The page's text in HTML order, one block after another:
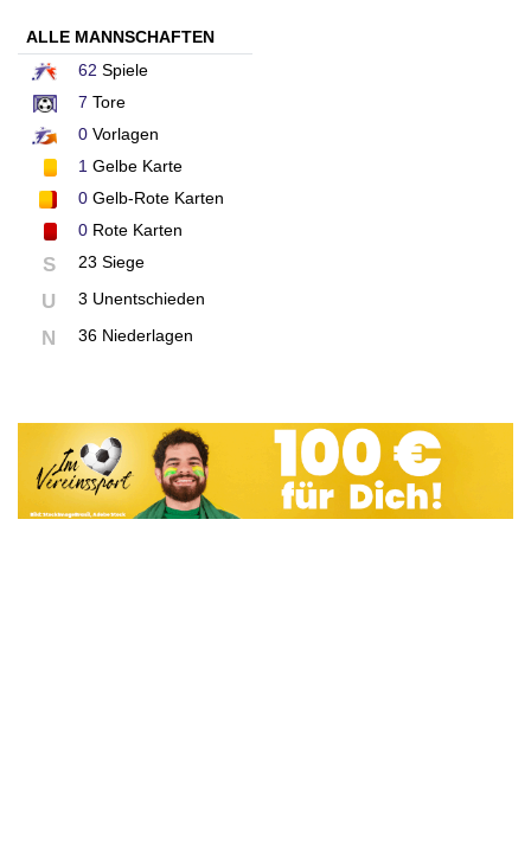
ALLE MANNSCHAFTEN
62 Spiele
7 Tore
0 Vorlagen
1 Gelbe Karte
0 Gelb-Rote Karten
0 Rote Karten
S 23 Siege
U 3 Unentschieden
N 36 Niederlagen